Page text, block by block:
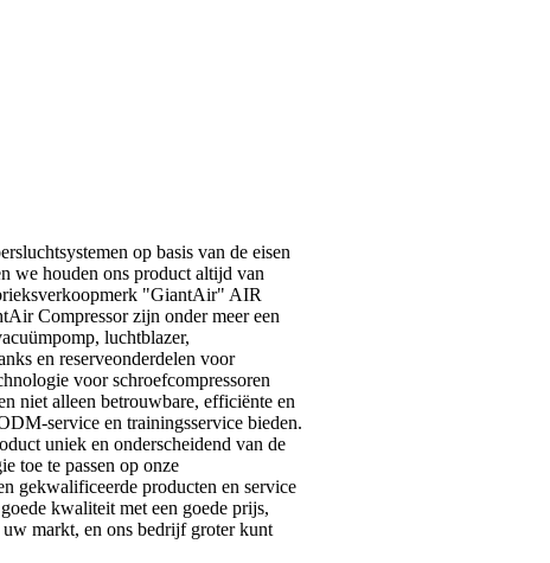
op basis van de eisen
we houden ons product altijd van
"GiantAir" AIR
Compressor zijn onder meer een
luchtblazer,
en reserveonderdelen voor
voor schroefcompressoren
niet alleen betrouwbare, efficiënte en
service en trainingsservice bieden.
uniek en onderscheidend van de
toe te passen op onze
gekwalificeerde producten en service
kwaliteit met een goede prijs,
markt, en ons bedrijf groter kunt